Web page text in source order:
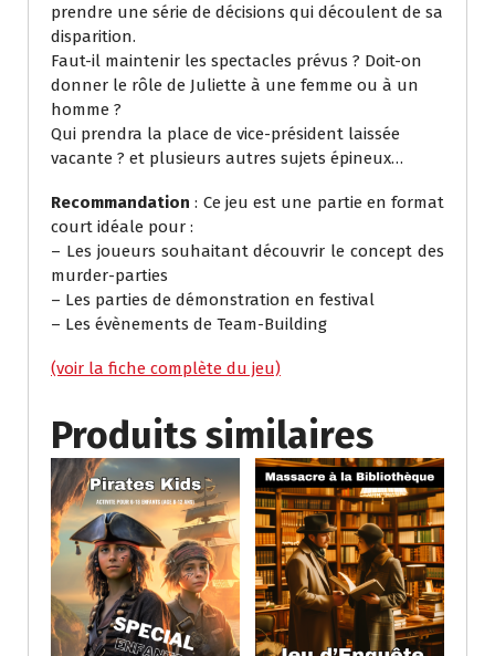
prendre une série de décisions qui découlent de sa
disparition.
Faut-il maintenir les spectacles prévus ? Doit-on
donner le rôle de Juliette à une femme ou à un
homme ?
Qui prendra la place de vice-président laissée
vacante ? et plusieurs autres sujets épineux…
Recommandation : Ce jeu est une partie en format
court idéale pour :
– Les joueurs souhaitant découvrir le concept des
murder-parties
– Les parties de démonstration en festival
– Les évènements de Team-Building
(voir la fiche complète du jeu)
Produits similaires